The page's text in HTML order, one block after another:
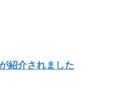
紹介されました